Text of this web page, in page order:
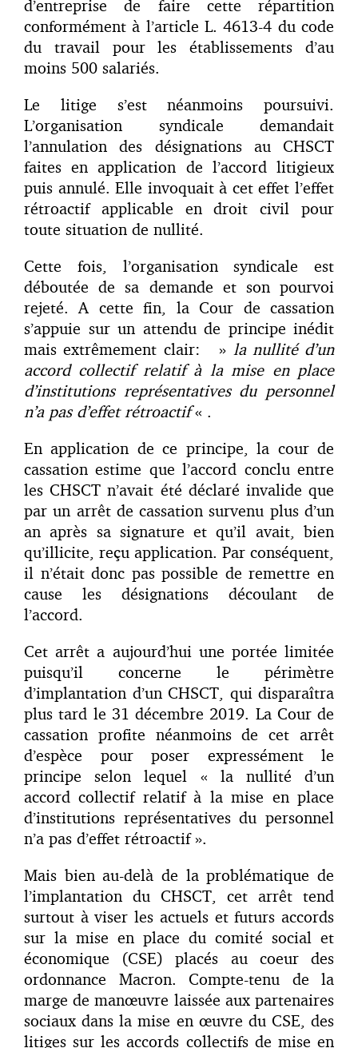
d’entreprise de faire cette répartition
conformément à l’article L. 4613-4 du code
du travail pour les établissements d’au
moins 500 salariés.
Le litige s’est néanmoins poursuivi.
L’organisation syndicale demandait
l’annulation des désignations au CHSCT
faites en application de l’accord litigieux
puis annulé. Elle invoquait à cet effet l’effet
rétroactif applicable en droit civil pour
toute situation de nullité.
Cette fois, l’organisation syndicale est
déboutée de sa demande et son pourvoi
rejeté. A cette fin, la Cour de cassation
s’appuie sur un attendu de principe inédit
mais extrêmement clair: » la nullité d’un
accord collectif relatif à la mise en place
d’institutions représentatives du personnel
n’a pas d’effet rétroactif« .
En application de ce principe, la cour de
cassation estime que l’accord conclu entre
les CHSCT n’avait été déclaré invalide que
par un arrêt de cassation survenu plus d’un
an après sa signature et qu’il avait, bien
qu’illicite, reçu application. Par conséquent,
il n’était donc pas possible de remettre en
cause les désignations découlant de
l’accord.
Cet arrêt a aujourd’hui une portée limitée
puisqu’il concerne le périmètre
d’implantation d’un CHSCT, qui disparaîtra
plus tard le 31 décembre 2019. La Cour de
cassation profite néanmoins de cet arrêt
d’espèce pour poser expressément le
principe selon lequel « la nullité d’un
accord collectif relatif à la mise en place
d’institutions représentatives du personnel
n’a pas d’effet rétroactif ».
Mais bien au-delà de la problématique de
l’implantation du CHSCT, cet arrêt tend
surtout à viser les actuels et futurs accords
sur la mise en place du comité social et
économique (CSE) placés au coeur des
ordonnance Macron. Compte-tenu de la
marge de manœuvre laissée aux partenaires
sociaux dans la mise en œuvre du CSE, des
litiges sur les accords collectifs de mise en